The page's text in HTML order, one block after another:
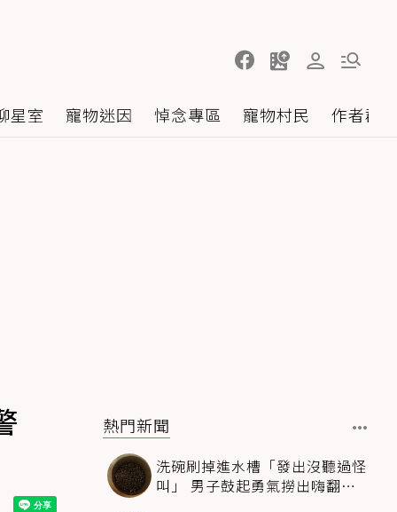
星室 寵物迷因 悼念專區 寵物村民 作者群
熱門新聞
洗碗刷掉進水槽「發出沒聽過怪
叫」 男子鼓起勇氣撈出嗨翻：